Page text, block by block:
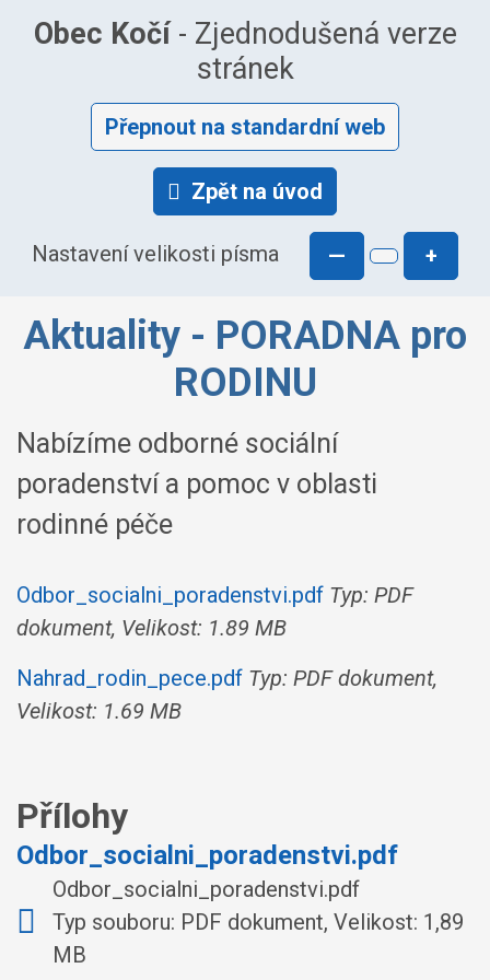
Obec Kočí- Zjednodušená verze
stránek
Přepnout na standardní web
Zpět na úvod
Nastavení velikosti písma — +
Aktuality - PORADNA pro
RODINU
Nabízíme odborné sociální
poradenství a pomoc v oblasti
rodinné péče
Odbor_socialni_poradenstvi.pdf Typ: PDF
dokument, Velikost: 1.89 MB
Nahrad_rodin_pece.pdf Typ: PDF dokument,
Velikost: 1.69 MB
Přílohy
Odbor_socialni_poradenstvi.pdf
Odbor_socialni_poradenstvi.pdf
Typ souboru: PDF dokument, Velikost: 1,89
MB